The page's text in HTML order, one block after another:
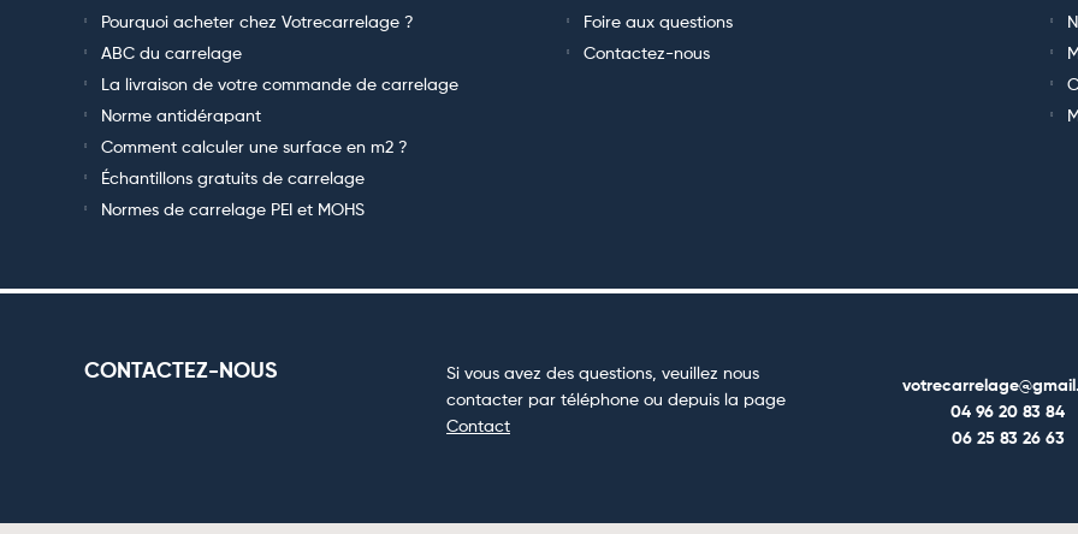
Pourquoi acheter chez Votrecarrelage ?
ABC du carrelage
La livraison de votre commande de carrelage
Norme antidérapant
Comment calculer une surface en m2 ?
Échantillons gratuits de carrelage
Normes de carrelage PEI et MOHS
Foire aux questions
Contactez-nous
CONTACTEZ-NOUS
Si vous avez des questions, veuillez nous
contacter par téléphone ou depuis la page
Contact
04 96 20 83 84
06 25 83 26 63